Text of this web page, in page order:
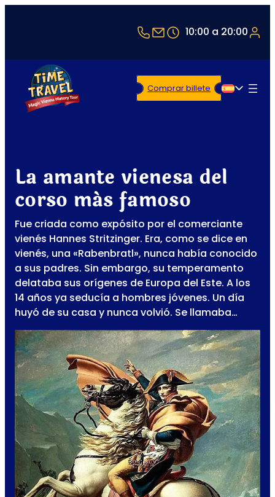
+43 1 5321514
office@timetravel-
10:00 a 20:00
Español
Comprar billete
La amante vienesa del
corso más famoso
Fue criada como expósito por el comerciante
vienés Hannes Stritzinger. Era, como se dice en
vienés, una «Rabenbratl», nunca había conocido
a sus padres. Sin embargo, su temperamento
delataba sus orígenes de Europa del Este. A los
14 años ya seducía a hombres jóvenes. Un día
huyó de su casa y nunca volvió. Se llamaba…